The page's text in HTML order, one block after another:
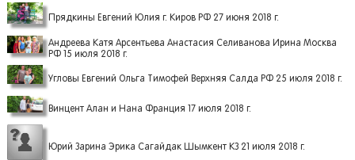
Прядкины Евгений Юлия г. Киров РФ 27 июня 2018 г.
Андреева Катя Арсентьева Анастасия Селиванова Ирина Москва
РФ 15 июля 2018 г.
Угловы Евгений Ольга Тимофей Верхняя Салда РФ 25 июля 2018 г.
Винцент Алан и Нана Франция 17 июля 2018 г.
Юрий Зарина Эрика Сагайдак Шымкент КЗ 21 июля 2018 г.